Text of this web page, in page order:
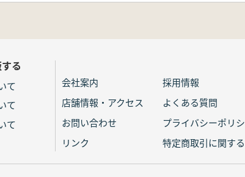
る
て
て
て
会社案内
採用情報
店舗情報・アクセス
よくある質問
お問い合わせ
プライバシーポリ
リンク
特定商取引に関す